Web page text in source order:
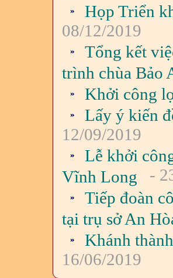
Họp Triển
08/12/2019
Tổng kết
trình chùa Bảo
Khởi công
Lấy ý kiến
12/09/2019
Lễ khởi
Vĩnh Long
-
Tiếp đoàn
tại trụ sở An
Khánh
16/06/2019